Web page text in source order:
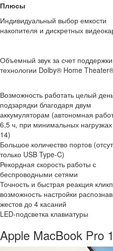
Плюсы
Индивидуальный выбор емкости
накопителя и дискретных
Объемный звук за счет поддержки
технологии Dolby® Home
Возможность работать целый
подзарядки благодаря двум
аккумуляторам (автономная
6,5 ч, при минимальных
14)
Большое количество портов
только USB Type-C)
Рекордная скорость работы с
беспроводными сетями
Точность и быстрая реакция
возможность настройки
жестов до 4 касаний
LED-подсветка клавиатуры
Apple MacBook Pro